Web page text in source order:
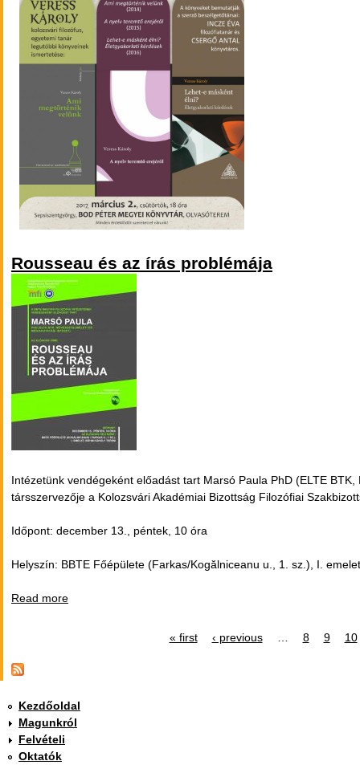
Rousseau és az írás problémája
Intézetünk vendégeként előadást tart Marsó Paula PhD (ELTE
társszervezője a Kolozsvári Akadémiai Bizottság Filozófiai
Időpont: december 13., péntek, 10 óra
Helyszín: BBTE Főépülete (Farkas/Kogălniceanu u., 1. sz.), I.
Read more
« first ‹ previous 8 9 10
Kezdőoldal
Magunkról
Felvételi
Oktatók